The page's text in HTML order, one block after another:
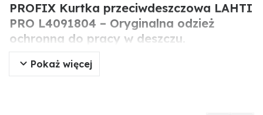
PROFIX Kurtka przeciwdeszczowa LAHTI
PRO L4091804 – Oryginalna odzież
ochronna do pracy w deszczu.
Oryginalna kurtka przeciwdeszczowa PROFIX LAHTI
PRO to wodoodporna odzież ochronna przeznaczona
Pokaż więcej